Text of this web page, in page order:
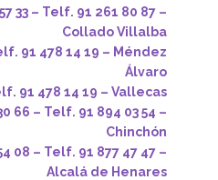
33 – Telf. 91 261 80 87 –
Collado Villalba
19 – Méndez
Álvaro
19 – Vallecas
66 – Telf. 91 894 03 54 –
Chinchón
08 – Telf. 91 877 47 47 –
Alcalá de Henares